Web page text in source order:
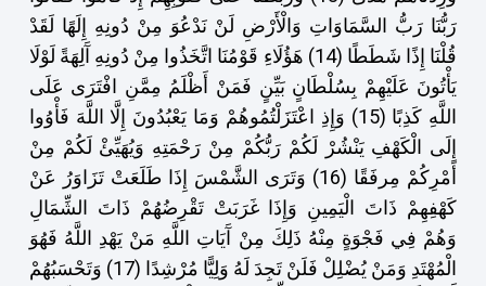
رَبُّنَا رَبُّ السَّمَاوَاتِ وَالْأَرْضِ لَنْ نَدْعُوَ مِنْ دُونِهِ إِلَهًا لَقَدْ
قُلْنَا إِذًا شَطَطًا (14) هَؤُلَاءِ قَوْمُنَا اتَّخَذُوا مِنْ دُونِهِ آَلِهَةً لَوْلَا
يَأْتُونَ عَلَيْهِمْ بِسُلْطَانٍ بَيِّنٍ فَمَنْ أَظْلَمُ مِمَّنِ افْتَرَى عَلَى
اللَّهِ كَذِبًا (15) وَإِذِ اعْتَزَلْتُمُوهُمْ وَمَا يَعْبُدُونَ إِلَّا اللَّهَ فَأْوُوا
إِلَى الْكَهْفِ يَنْشُرْ لَكُمْ رَبُّكُمْ مِنْ رَحْمَتِهِ وَيُهَيِّئْ لَكُمْ مِنْ
أَمْرِكُمْ مِرفَقًا (16) وَتَرَى الشَّمْسَ إِذَا طَلَعَتْ تَزَاوَرُ عَنْ
كَهْفِهِمْ ذَاتَ الْيَمِينِ وَإِذَا غَرَبَتْ تَقْرِضُهُمْ ذَاتَ الشِّمَالِ
وَهُمْ فِي فَجْوَةٍ مِنْهُ ذَلِكَ مِنْ آَيَاتِ اللَّهِ مَنْ يَهْدِ اللَّهُ فَهُوَ
الْمُهْتَدِ وَمَنْ يُضْلِلْ فَلَنْ تَجِدَ لَهُ وَلِيًّا مُرْشِدًا (17) وَتَحْسَبُهُمْ